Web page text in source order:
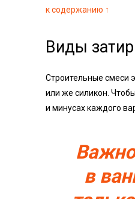
к содержанию ↑
Виды
Строительные смеси
или же силикон.
и минусах каждого
в